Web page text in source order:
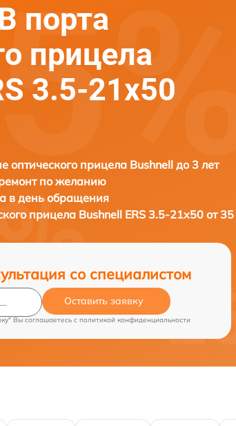
порта
прицела
3.5-21x50
оптического прицела Bushnell до 3 лет
по желанию
в день обращения
прицела Bushnell ERS 3.5-21x50 от
со специалистом
Оставить заявку
Вы соглашаетесь c политикой конфиденциальности